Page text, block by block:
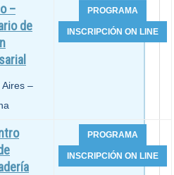
–
de
Aires –